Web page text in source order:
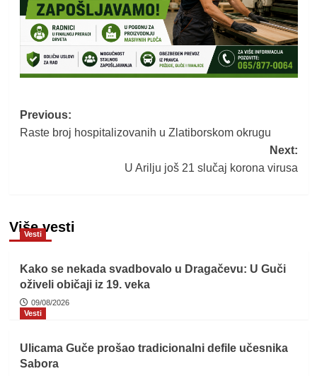
Post
navigation
Previous:
Raste broj hospitalizovanih u Zlatiborskom okrugu
Next:
U Arilju još 21 slučaj korona virusa
Više vesti
Vesti
Kako se nekada svadbovalo u Dragačevu: U Guči
oživeli običaji iz 19. veka
09/08/2026
Vesti
Ulicama Guče prošao tradicionalni defile učesnika
Sabora